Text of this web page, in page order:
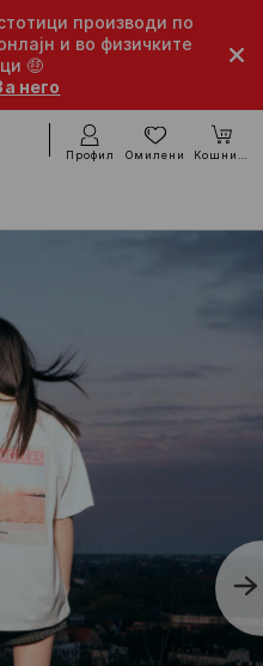
производи по
и во физичките
🤑
него
Профил Омилени Кошничка